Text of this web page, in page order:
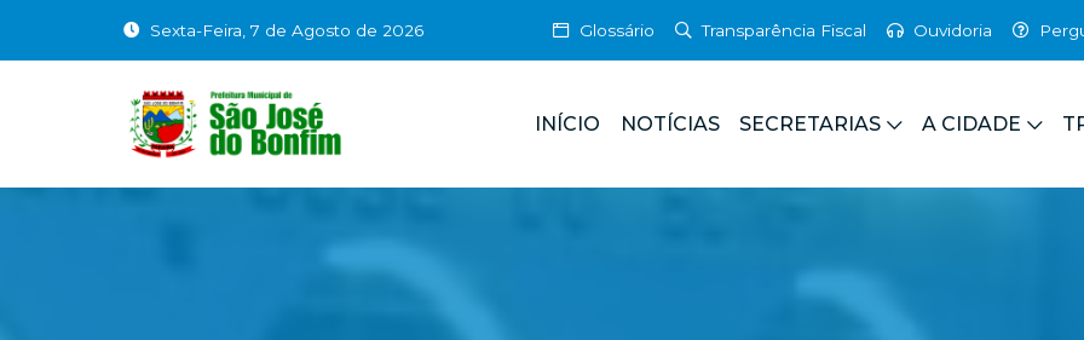
Sexta-Feira, 7 de Agosto de 2026 Glossário Transparência Fiscal Ouvidoria
INÍCIO NOTÍCIAS SECRETARIAS A CIDADE